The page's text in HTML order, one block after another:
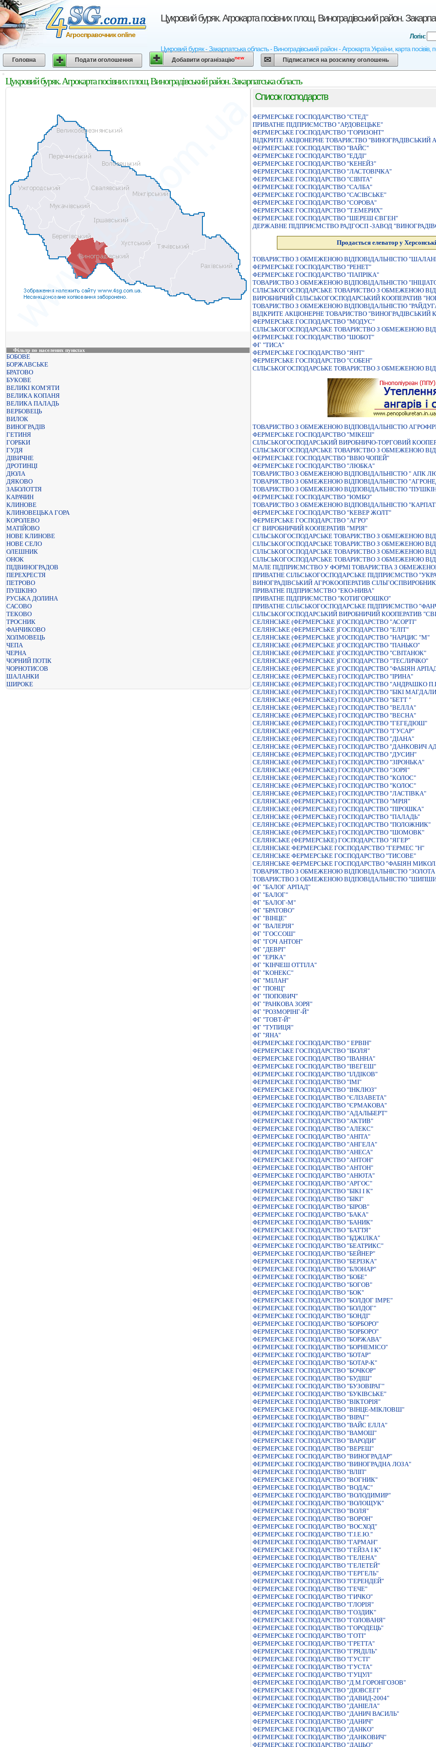
Цукровий буряк. Агрокарта посівних площ. Виноградівський район.
Цукровий буряк - Закарпатська область - Виноградівський район - Агрокарта України, карта
Агросправочник online Логін:
Головна Подати оголошення Добавити організаціюnew Підписатися на розсилку оголошень
Цукровий буряк. Агрокарта посівних площ. Виноградівський район. Закарпатська область
Фільтр по населених пунктах
БОБОВЕ
БОРЖАВСЬКЕ
БРАТОВО
БУКОВЕ
ВЕЛИКІ КОМ'ЯТИ
ВЕЛИКА КОПАНЯ
ВЕЛИКА ПАЛАДЬ
ВЕРБОВЕЦЬ
ВИЛОК
ВИНОГРАДІВ
ГЕТИНЯ
ГОРБКИ
ГУДЯ
ДІВИЧНЕ
ДРОТИНЦІ
ДЮЛА
ДЯКОВО
ЗАБОЛОТТЯ
КАРАЧИН
КЛИНОВЕ
КЛИНОВЕЦЬКА ГОРА
КОРОЛЕВО
МАТІЙОВО
НОВЕ КЛИНОВЕ
НОВЕ СЕЛО
ОЛЕШНИК
ОНОК
ПІДВИНОГРАДОВ
ПЕРЕХРЕСТЯ
ПЕТРОВО
ПУШКІНО
РУСЬКА ДОЛИНА
САСОВО
ТЕКОВО
ТРОСНИК
ФАНЧИКОВО
ХОЛМОВЕЦЬ
ЧЕПА
ЧЕРНА
ЧОРНИЙ ПОТІК
ЧОРНОТИСОВ
ШАЛАНКИ
ШИРОКЕ
Список господарств
ФЕРМЕРСЬКЕ ГОСПОДАРСТВО "СТЕД"
ПРИВАТНЕ ПIДПРИЄМСТВО "АРДОВЕЦЬКЕ"
ФЕРМЕРСЬКЕ ГОСПОДАРСТВО "ГОРИЗОНТ"
ВIДКРИТЕ АКЦIОНЕРНЕ ТОВАРИСТВО "ВИНОГРАДIВСЬКИЙ
ФЕРМЕРСЬКЕ ГОСПОДАРСТВО "ВАЙС"
ФЕРМЕРСЬКЕ ГОСПОДАРСТВО "ЕДДI"
ФЕРМЕРСЬКЕ ГОСПОДАРСТВО "КЕНЕЙЗ"
ФЕРМЕРСЬКЕ ГОСПОДАРСТВО "ЛАСТОВІЧКА"
ФЕРМЕРСЬКЕ ГОСПОДАРСТВО "СIВIТА"
ФЕРМЕРСЬКЕ ГОСПОДАРСТВО "САЛБА"
ФЕРМЕРСЬКЕ ГОСПОДАРСТВО "САСIВСЬКЕ"
ФЕРМЕРСЬКЕ ГОСПОДАРСТВО "СОРОВА"
ФЕРМЕРСЬКЕ ГОСПОДАРСТВО "Т.ЕМЕРИХ"
ФЕРМЕРСЬКЕ ГОСПОДАРСТВО "ШЕРЕШ ЄВГЕН"
ДЕРЖАВНЕ ПIДПРИЄМСТВО РАДГОСП -ЗАВОД
Продається елеватор у
ТОВАРИСТВО З ОБМЕЖЕНОЮ ВIДПОВIДАЛЬНIСТЮ
ФЕРМЕРСЬКЕ ГОСПОДАРСТВО "РЕНЕТ"
ФЕРМЕРСЬКЕ ГОСПОДАРСТВО "ПАПРIКА"
ТОВАРИСТВО З ОБМЕЖЕНОЮ ВІДПОВІДАЛЬНІСТЮ
СІЛЬСЬКОГОСПОДАРСЬКЕ ТОВАРИСТВО З ОБМЕЖЕНОЮ
ВИРОБНИЧИЙ СIЛЬСЬКОГОСПОДАРСЬКИЙ КООПЕРАТИВ
ТОВАРИСТВО З ОБМЕЖЕНОЮ ВIДПОВIДАЛЬНIСТЮ
ВІДКРИТЕ АКЦІОНЕРНЕ ТОВАРИСТВО "ВИНОГРАДІВСЬКИЙ
ФЕРМЕРСЬКЕ ГОСПОДАРСТВО "МОДУС"
СІЛЬСЬКОГОСПОДАРСЬКЕ ТОВАРИСТВО З ОБМЕЖЕНОЮ
ФЕРМЕРСЬКЕ ГОСПОДАРСТВО "ШОБОТ"
ФГ "ТИСА"
ФЕРМЕРСЬКЕ ГОСПОДАРСТВО "ЯНТ"
ФЕРМЕРСЬКЕ ГОСПОДАРСТВО "СОБЕН"
СІЛЬСЬКОГОСПОДАРСЬКЕ ТОВАРИСТВО З ОБМЕЖЕНОЮ
ТОВАРИСТВО З ОБМЕЖЕНОЮ ВІДПОВІДАЛЬНІСТЮ
ФЕРМЕРСЬКЕ ГОСПОДАРСТВО "МІКЕШ"
СІЛЬСЬКОГОСПОДАРСЬКИЙ ВИРОБНИЧО-ТОРГОВИЙ
СIЛЬСЬКОГОСПОДАРСЬКЕ ТОВАРИСТВО З ОБМЕЖЕНОЮ
ФЕРМЕРСЬКЕ ГОСПОДАРСТВО "ВВЮ ЧОПЕЙ"
ФЕРМЕРСЬКЕ ГОСПОДАРСТВО "ЛЮБКА"
ТОВАРИСТВО З ОБМЕЖЕНОЮ ВIДПОВIДАЛЬНIСТЮ " АПК
ТОВАРИСТВО З ОБМЕЖЕНОЮ ВIДПОВIДАЛЬНIСТЮ
ТОВАРИСТВО З ОБМЕЖЕНОЮ ВIДПОВIДАЛЬНIСТЮ
ФЕРМЕРСЬКЕ ГОСПОДАРСТВО "ЮМБО"
ТОВАРИСТВО З ОБМЕЖЕНОЮ ВIДПОВIДАЛЬНIСТЮ
ФЕРМЕРСЬКЕ ГОСПОДАРСТВО "КЕВЕР ЖОЛТ"
ФЕРМЕРСЬКЕ ГОСПОДАРСТВО "АГРО"
СГ ВИРОБНИЧИЙ КООПЕРАТИВ "МРІЯ"
СIЛЬСЬКОГОСПОДАРСЬКЕ ТОВАРИСТВО З ОБМЕЖЕНОЮ
СIЛЬСЬКОГОСПОДАРСЬКЕ ТОВАРИСТВО З ОБМЕЖЕНОЮ
СIЛЬСЬКОГОСПОДАРСЬКЕ ТОВАРИСТВО З ОБМЕЖЕНОЮ
СІЛЬСЬКОГОСПОДАРСЬКЕ ТОВАРИСТВО З ОБМЕЖЕНОЮ
МАЛЕ ПІДПРИЄМСТВО У ФОРМІ ТОВАРИСТВА З
ПРИВАТНЕ СІЛЬСЬКОГОСПОДАРСЬКЕ ПІДПРИЄМСТВО
ВИНОГРАДIВСЬКИЙ АГРОКООПЕРАТИВ
ПРИВАТНЕ ПІДПРИЄМСТВО "ЕКО-НИВА"
ПРИВАТНЕ ПІДПРИЄМСТВО "КОТИГОРОШКО"
ПРИВАТНЕ СІЛЬСЬКОГОСПОДАРСЬКЕ ПІДПРИЄМСТВО
СІЛЬСЬКОГОСПОДАРСЬКИЙ ВИРОБНИЧИЙ КООПЕРАТИВ
СЕЛЯНСЬКЕ (ФЕРМЕРСЬКЕ )ГОСПОДАРСТВО "АСОРТI"
СЕЛЯНСЬКЕ (ФЕРМЕРСЬКЕ )ГОСПОДАРСТВО "ЕЛIТ"
СЕЛЯНСЬКЕ (ФЕРМЕРСЬКЕ )ГОСПОДАРСТВО "НАРЦИС "М"
СЕЛЯНСЬКЕ (ФЕРМЕРСЬКЕ )ГОСПОДАРСТВО "ПАНЬКО"
СЕЛЯНСЬКЕ (ФЕРМЕРСЬКЕ )ГОСПОДАРСТВО "СВIТАНОК"
СЕЛЯНСЬКЕ (ФЕРМЕРСЬКЕ )ГОСПОДАРСТВО "ТЕСЛИЧКО"
СЕЛЯНСЬКЕ (ФЕРМЕРСЬКЕ )ГОСПОДАРСТВО "ФАБIЯН
СЕЛЯНСЬКЕ (ФЕРМЕРСЬКЕ) ГОСПОДАРСТВО "IРИНА"
СЕЛЯНСЬКЕ (ФЕРМЕРСЬКЕ) ГОСПОДАРСТВО "АНДРАШКО
СЕЛЯНСЬКЕ (ФЕРМЕРСЬКЕ) ГОСПОДАРСТВО "БIКI
СЕЛЯНСЬКЕ (ФЕРМЕРСЬКЕ) ГОСПОДАРСТВО "БЕТТ "
СЕЛЯНСЬКЕ (ФЕРМЕРСЬКЕ) ГОСПОДАРСТВО "ВЕЛЛА"
СЕЛЯНСЬКЕ (ФЕРМЕРСЬКЕ) ГОСПОДАРСТВО "ВЕСНА"
СЕЛЯНСЬКЕ (ФЕРМЕРСЬКЕ) ГОСПОДАРСТВО "ГЕГЕДЮШ"
СЕЛЯНСЬКЕ (ФЕРМЕРСЬКЕ) ГОСПОДАРСТВО "ГУСАР"
СЕЛЯНСЬКЕ (ФЕРМЕРСЬКЕ) ГОСПОДАРСТВО "ДIАНА"
СЕЛЯНСЬКЕ (ФЕРМЕРСЬКЕ) ГОСПОДАРСТВО "ДАНКОВИЧ
СЕЛЯНСЬКЕ (ФЕРМЕРСЬКЕ) ГОСПОДАРСТВО "ДУСИН"
СЕЛЯНСЬКЕ (ФЕРМЕРСЬКЕ) ГОСПОДАРСТВО "ЗIРОНЬКА"
СЕЛЯНСЬКЕ (ФЕРМЕРСЬКЕ) ГОСПОДАРСТВО "ЗОРЯ"
СЕЛЯНСЬКЕ (ФЕРМЕРСЬКЕ) ГОСПОДАРСТВО "КОЛОС"
СЕЛЯНСЬКЕ (ФЕРМЕРСЬКЕ) ГОСПОДАРСТВО "КОЛОС"
СЕЛЯНСЬКЕ (ФЕРМЕРСЬКЕ) ГОСПОДАРСТВО "ЛАСТIВКА"
СЕЛЯНСЬКЕ (ФЕРМЕРСЬКЕ) ГОСПОДАРСТВО "МРІЯ"
СЕЛЯНСЬКЕ (ФЕРМЕРСЬКЕ) ГОСПОДАРСТВО "ПIРОШКА"
СЕЛЯНСЬКЕ (ФЕРМЕРСЬКЕ) ГОСПОДАРСТВО "ПАЛАДЬ"
СЕЛЯНСЬКЕ (ФЕРМЕРСЬКЕ) ГОСПОДАРСТВО "ПОЛОЖНИК"
СЕЛЯНСЬКЕ (ФЕРМЕРСЬКЕ) ГОСПОДАРСТВО "ШОМОВК"
СЕЛЯНСЬКЕ (ФЕРМЕРСЬКЕ) ГОСПОДАРСТВО "ЯГЕР"
СЕЛЯНСЬКЕ ФЕРМЕРСЬКЕ ГОСПОДАРСТВО "ГЕРМЕС "Н"
СЕЛЯНСЬКЕ ФЕРМЕРСЬКЕ ГОСПОДАРСТВО "ТИСОВЕ"
СЕЛЯНСЬКЕ ФЕРМЕРСЬКЕ ГОСПОДАРСТВО "ФАБIЯН
ТОВАРИСТВО З ОБМЕЖЕНОЮ ВIДПОВIДАЛЬНIСТЮ "ЗОЛОТА
ТОВАРИСТВО З ОБМЕЖЕНОЮ ВIДПОВIДАЛЬНIСТЮ
ФГ "БАЛОГ АРПАД"
ФГ "БАЛОГ"
ФГ "БАЛОГ-М"
ФГ "БРАТОВО"
ФГ "ВІНЦЕ"
ФГ "ВАЛЕРІЯ"
ФГ "ГОССОШ"
ФГ "ГОЧ АНТОН"
ФГ "ДЕВРІ"
ФГ "ЕРІКА"
ФГ "КІНЧЕШ ОТТІЛА"
ФГ "КОНЕКС"
ФГ "МІЛАН"
ФГ "ПОНЦ"
ФГ "ПОПОВИЧ"
ФГ "РАНКОВА ЗОРЯ"
ФГ "РОЗМОРІНГ-Й"
ФГ "ТОВТ-Й"
ФГ "ТУПИЦЯ"
ФГ "ЯНА"
ФЕРМЕРСЬКЕ ГОСПОДАРСТВО " ЕРВIН"
ФЕРМЕРСЬКЕ ГОСПОДАРСТВО "IБОЛЯ"
ФЕРМЕРСЬКЕ ГОСПОДАРСТВО "IВАННА"
ФЕРМЕРСЬКЕ ГОСПОДАРСТВО "IВЕГЕШ"
ФЕРМЕРСЬКЕ ГОСПОДАРСТВО "IЛДIКОВ"
ФЕРМЕРСЬКЕ ГОСПОДАРСТВО "IМI"
ФЕРМЕРСЬКЕ ГОСПОДАРСТВО "IНКЛЮЗ"
ФЕРМЕРСЬКЕ ГОСПОДАРСТВО "ЄЛIЗАВЕТА"
ФЕРМЕРСЬКЕ ГОСПОДАРСТВО "ЄРМАКОВА"
ФЕРМЕРСЬКЕ ГОСПОДАРСТВО "АДАЛЬБЕРТ"
ФЕРМЕРСЬКЕ ГОСПОДАРСТВО "АКТИВ"
ФЕРМЕРСЬКЕ ГОСПОДАРСТВО "АЛЕКС"
ФЕРМЕРСЬКЕ ГОСПОДАРСТВО "АНIТА"
ФЕРМЕРСЬКЕ ГОСПОДАРСТВО "АНГЕЛА"
ФЕРМЕРСЬКЕ ГОСПОДАРСТВО "АНЕСА"
ФЕРМЕРСЬКЕ ГОСПОДАРСТВО "АНТОН"
ФЕРМЕРСЬКЕ ГОСПОДАРСТВО "АНТОН"
ФЕРМЕРСЬКЕ ГОСПОДАРСТВО "АНЮТА"
ФЕРМЕРСЬКЕ ГОСПОДАРСТВО "АРГОС"
ФЕРМЕРСЬКЕ ГОСПОДАРСТВО "БIКI I К"
ФЕРМЕРСЬКЕ ГОСПОДАРСТВО "БIКI"
ФЕРМЕРСЬКЕ ГОСПОДАРСТВО "БІРОВ"
ФЕРМЕРСЬКЕ ГОСПОДАРСТВО "БАКА"
ФЕРМЕРСЬКЕ ГОСПОДАРСТВО "БАНИК"
ФЕРМЕРСЬКЕ ГОСПОДАРСТВО "БАТТЯ"
ФЕРМЕРСЬКЕ ГОСПОДАРСТВО "БДЖIЛКА"
ФЕРМЕРСЬКЕ ГОСПОДАРСТВО "БЕАТРИКС"
ФЕРМЕРСЬКЕ ГОСПОДАРСТВО "БЕЙНЕР"
ФЕРМЕРСЬКЕ ГОСПОДАРСТВО "БЕРIЗКА"
ФЕРМЕРСЬКЕ ГОСПОДАРСТВО "БЛОНАР"
ФЕРМЕРСЬКЕ ГОСПОДАРСТВО "БОБЕ"
ФЕРМЕРСЬКЕ ГОСПОДАРСТВО "БОГОВ"
ФЕРМЕРСЬКЕ ГОСПОДАРСТВО "БОК"
ФЕРМЕРСЬКЕ ГОСПОДАРСТВО "БОЛДОГ IМРЕ"
ФЕРМЕРСЬКЕ ГОСПОДАРСТВО "БОЛДОГ"
ФЕРМЕРСЬКЕ ГОСПОДАРСТВО "БОНДI"
ФЕРМЕРСЬКЕ ГОСПОДАРСТВО "БОРБОРО"
ФЕРМЕРСЬКЕ ГОСПОДАРСТВО "БОРБОРО"
ФЕРМЕРСЬКЕ ГОСПОДАРСТВО "БОРЖАВА"
ФЕРМЕРСЬКЕ ГОСПОДАРСТВО "БОРНЕМIСО"
ФЕРМЕРСЬКЕ ГОСПОДАРСТВО "БОТАР"
ФЕРМЕРСЬКЕ ГОСПОДАРСТВО "БОТАР-К"
ФЕРМЕРСЬКЕ ГОСПОДАРСТВО "БОЧКОР"
ФЕРМЕРСЬКЕ ГОСПОДАРСТВО "БУДІШ"
ФЕРМЕРСЬКЕ ГОСПОДАРСТВО "БУЗОВIРАГ"
ФЕРМЕРСЬКЕ ГОСПОДАРСТВО "БУКIВСЬКЕ"
ФЕРМЕРСЬКЕ ГОСПОДАРСТВО "ВIКТОРIЯ"
ФЕРМЕРСЬКЕ ГОСПОДАРСТВО "ВIНЦЕ-МIКЛОВШ"
ФЕРМЕРСЬКЕ ГОСПОДАРСТВО "ВIРАГ"
ФЕРМЕРСЬКЕ ГОСПОДАРСТВО "ВАЙС ЕЛЛА"
ФЕРМЕРСЬКЕ ГОСПОДАРСТВО "ВАМОШ"
ФЕРМЕРСЬКЕ ГОСПОДАРСТВО "ВАРОДИ"
ФЕРМЕРСЬКЕ ГОСПОДАРСТВО "ВЕРЕШ"
ФЕРМЕРСЬКЕ ГОСПОДАРСТВО "ВИНОГРАДАР"
ФЕРМЕРСЬКЕ ГОСПОДАРСТВО "ВИНОГРАДНА ЛОЗА"
ФЕРМЕРСЬКЕ ГОСПОДАРСТВО "ВЛIП"
ФЕРМЕРСЬКЕ ГОСПОДАРСТВО "ВОГНИК"
ФЕРМЕРСЬКЕ ГОСПОДАРСТВО "ВОДАС"
ФЕРМЕРСЬКЕ ГОСПОДАРСТВО "ВОЛОДИМИР"
ФЕРМЕРСЬКЕ ГОСПОДАРСТВО "ВОЛОЩУК"
ФЕРМЕРСЬКЕ ГОСПОДАРСТВО "ВОЛЯ"
ФЕРМЕРСЬКЕ ГОСПОДАРСТВО "ВОРОН"
ФЕРМЕРСЬКЕ ГОСПОДАРСТВО "ВОСХОД"
ФЕРМЕРСЬКЕ ГОСПОДАРСТВО "Г.I.Е.Ю."
ФЕРМЕРСЬКЕ ГОСПОДАРСТВО "ГАРМАН"
ФЕРМЕРСЬКЕ ГОСПОДАРСТВО "ГЕЙЗА I К"
ФЕРМЕРСЬКЕ ГОСПОДАРСТВО "ГЕЛЕНА"
ФЕРМЕРСЬКЕ ГОСПОДАРСТВО "ГЕЛЕТЕЙ"
ФЕРМЕРСЬКЕ ГОСПОДАРСТВО "ГЕРГЕЛЬ"
ФЕРМЕРСЬКЕ ГОСПОДАРСТВО "ГЕРЕНДЕЙ"
ФЕРМЕРСЬКЕ ГОСПОДАРСТВО "ГЕЧЕ"
ФЕРМЕРСЬКЕ ГОСПОДАРСТВО "ГИЧКО"
ФЕРМЕРСЬКЕ ГОСПОДАРСТВО "ГЛОРIЯ"
ФЕРМЕРСЬКЕ ГОСПОДАРСТВО "ГОЗДИК"
ФЕРМЕРСЬКЕ ГОСПОДАРСТВО "ГОЛОВАНЯ"
ФЕРМЕРСЬКЕ ГОСПОДАРСТВО "ГОРОДЕЦЬ"
ФЕРМЕРСЬКЕ ГОСПОДАРСТВО "ГОТI"
ФЕРМЕРСЬКЕ ГОСПОДАРСТВО "ГРЕТТА"
ФЕРМЕРСЬКЕ ГОСПОДАРСТВО "ГРЯДIЛЬ"
ФЕРМЕРСЬКЕ ГОСПОДАРСТВО "ГУСТI"
ФЕРМЕРСЬКЕ ГОСПОДАРСТВО "ГУСТА"
ФЕРМЕРСЬКЕ ГОСПОДАРСТВО "ГУЦУЛ"
ФЕРМЕРСЬКЕ ГОСПОДАРСТВО "Д.М.ГОРОНГОЗОВ"
ФЕРМЕРСЬКЕ ГОСПОДАРСТВО "ДIОВСЕГI"
ФЕРМЕРСЬКЕ ГОСПОДАРСТВО "ДАВИД-2004"
ФЕРМЕРСЬКЕ ГОСПОДАРСТВО "ДАНIЕЛА"
ФЕРМЕРСЬКЕ ГОСПОДАРСТВО "ДАНИЧ ВАСИЛЬ"
ФЕРМЕРСЬКЕ ГОСПОДАРСТВО "ДАНИЧ"
ФЕРМЕРСЬКЕ ГОСПОДАРСТВО "ДАНКО"
ФЕРМЕРСЬКЕ ГОСПОДАРСТВО "ДАНКОВИЧ"
ФЕРМЕРСЬКЕ ГОСПОДАРСТВО "ДАЦЬО"